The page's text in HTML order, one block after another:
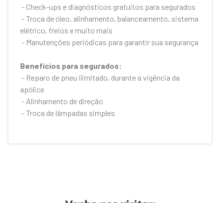
- Check-ups e diagnósticos gratuitos para segurados
- Troca de óleo, alinhamento, balanceamento, sistema
elétrico, freios e muito mais
- Manutenções periódicas para garantir sua segurança
Benefícios para segurados:
- Reparo de pneu ilimitado, durante a vigência da
apólice
- Alinhamento de direção
- Troca de lâmpadas simples